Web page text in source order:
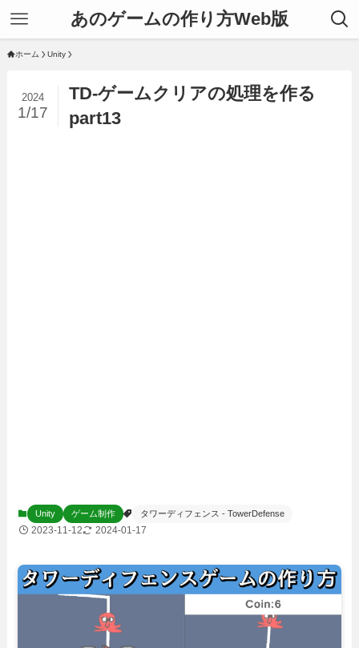
あのゲームの作り方Web版
ホーム Unity
TD-ゲームクリアの処理を作る
part13
2024
1/17
Unity ゲーム制作 タワーディフェンス - TowerDefense
2023-11-12 2024-01-17